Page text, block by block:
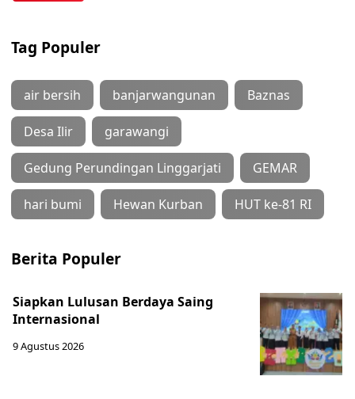
Tag Populer
air bersih banjarwangunan Baznas
Desa Ilir garawangi
Gedung Perundingan Linggarjati GEMAR
hari bumi Hewan Kurban HUT ke-81 RI
Berita Populer
Siapkan Lulusan Berdaya Saing
Internasional
9 Agustus 2026